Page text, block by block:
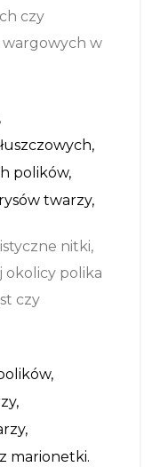
czy
wargowych w
polików,
twarzy,
nitki,
okolicy polika
czy
marionetki.